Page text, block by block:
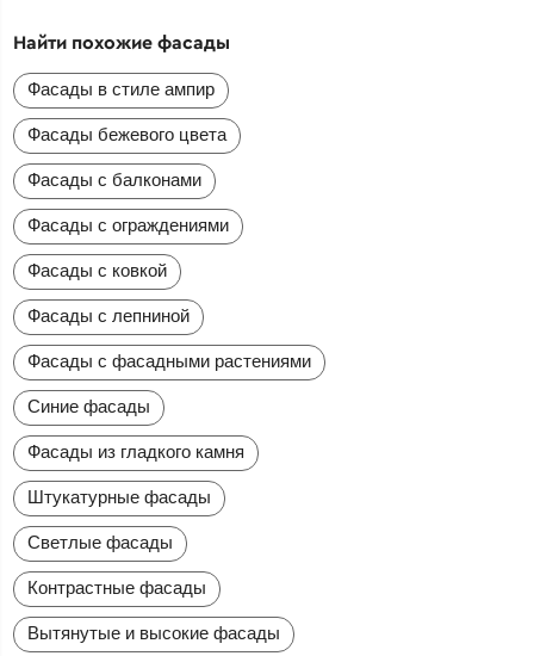
Найти похожие фасады
Фасады в стиле ампир
Фасады бежевого цвета
Фасады с балконами
Фасады с ограждениями
Фасады с ковкой
Фасады с лепниной
Фасады с фасадными растениями
Синие фасады
Фасады из гладкого камня
Штукатурные фасады
Светлые фасады
Контрастные фасады
Вытянутые и высокие фасады